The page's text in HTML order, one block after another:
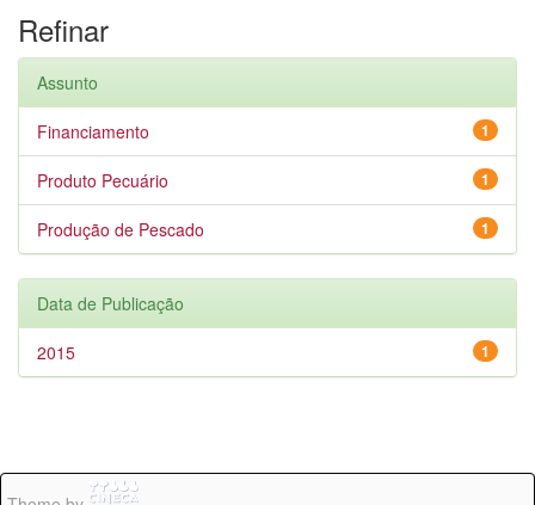
Refinar
Assunto
1
Financiamento
1
Produto Pecuário
1
Produção de Pescado
Data de Publicação
1
2015